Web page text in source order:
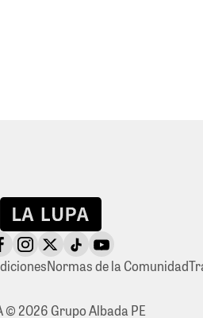
Normas de la Comunidad
© 2026 Grupo Albada PE